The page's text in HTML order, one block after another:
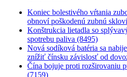
Koniec bolestivého vŕtania
obnoví poškodenú zubnú
Konštrukcia lietadla so
spotrebu paliva (8495)
Nová sodíková batéria sa
znížiť čínsku závislosť od
Čína bojuje proti rozširovaniu
(7159)